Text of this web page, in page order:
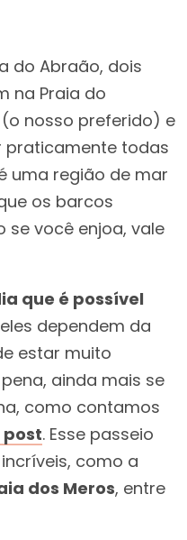
do Abraão, dois
na Praia do
(o nosso preferido) e
praticamente todas
uma região de mar
os barcos
se você enjoa, vale
que é possível
dependem da
estar muito
ainda mais se
como contamos
post. Esse passeio
como a
dos Meros, entre